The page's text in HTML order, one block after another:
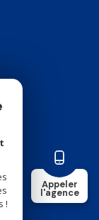
Appeler
l'agence
!